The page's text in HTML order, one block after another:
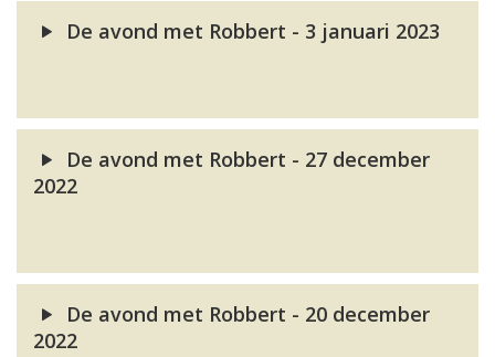
De avond met Robbert - 3 januari 2023
De avond met Robbert - 27 december
2022
De avond met Robbert - 20 december
2022